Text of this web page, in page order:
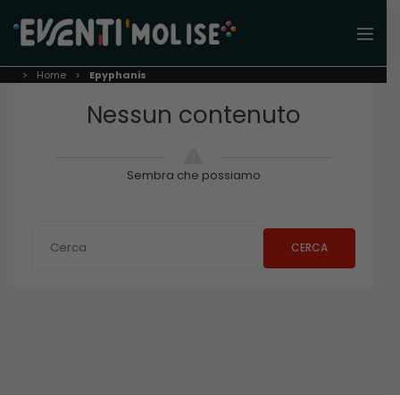
Home Epyphanis
Nessun contenuto
Sembra che possiamo
CERCA